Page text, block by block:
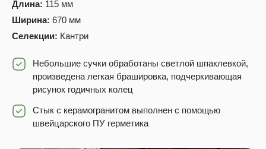
Длина: 115 мм
Ширина: 670 мм
Селекции: Кантри
Небольшие сучки обработаны светлой шпаклевкой,
произведена легкая брашировка, подчеркивающая
рисунок годичных колец
Стык с керамогранитом выполнен с помощью
швейцарского ПУ герметика